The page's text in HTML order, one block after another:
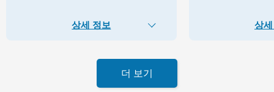
상세 정보 상
더 보기